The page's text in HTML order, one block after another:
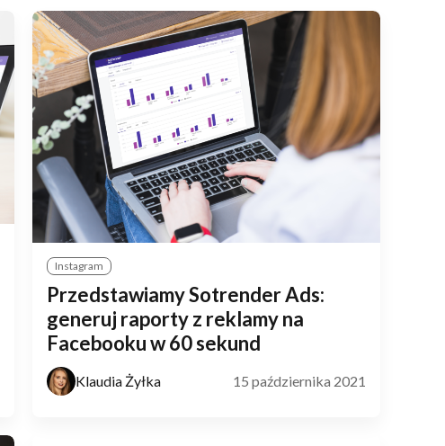
Instagram
Przedstawiamy Sotrender Ads:
generuj raporty z reklamy na
Facebooku w 60 sekund
Klaudia Żyłka 15 października 2021